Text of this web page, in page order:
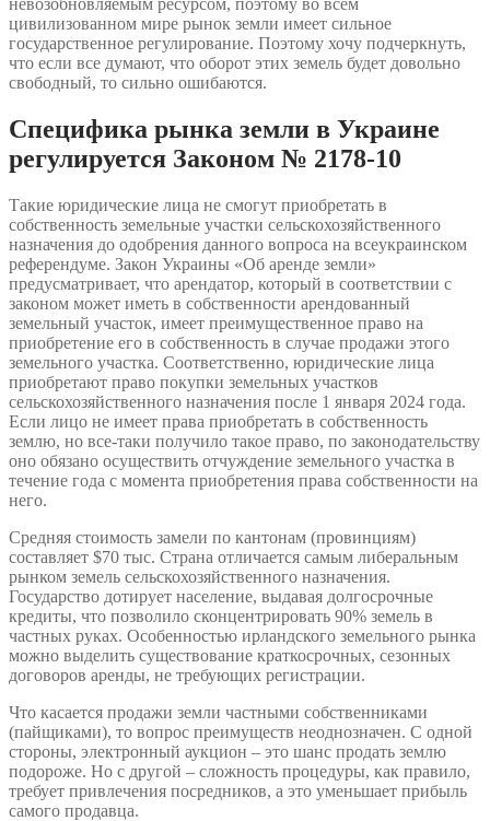
цивилизованном мире рынок земли имеет сильное
государственное регулирование. Поэтому хочу подчеркнуть,
что если все думают, что оборот этих земель будет довольно
свободный, то сильно ошибаются.
Специфика рынка земли в Украине
регулируется Законом № 2178-10
Такие юридические лица не смогут приобретать в
собственность земельные участки сельскохозяйственного
назначения до одобрения данного вопроса на всеукраинском
референдуме. Закон Украины «Об аренде земли»
предусматривает, что арендатор, который в соответствии с
законом может иметь в собственности арендованный
земельный участок, имеет преимущественное право на
приобретение его в собственность в случае продажи этого
земельного участка. Соответственно, юридические лица
приобретают право покупки земельных участков
сельскохозяйственного назначения после 1 января 2024 года.
Если лицо не имеет права приобретать в собственность
землю, но все-таки получило такое право, по законодательству
оно обязано осуществить отчуждение земельного участка в
течение года с момента приобретения права собственности на
него.
Средняя стоимость замели по кантонам (провинциям)
составляет $70 тыс. Страна отличается самым либеральным
рынком земель сельскохозяйственного назначения.
Государство дотирует население, выдавая долгосрочные
кредиты, что позволило сконцентрировать 90% земель в
частных руках. Особенностью ирландского земельного рынка
можно выделить существование краткосрочных, сезонных
договоров аренды, не требующих регистрации.
Что касается продажи земли частными собственниками
(пайщиками), то вопрос преимуществ неоднозначен. С одной
стороны, электронный аукцион – это шанс продать землю
подороже. Но с другой – сложность процедуры, как правило,
требует привлечения посредников, а это уменьшает прибыль
самого продавца.